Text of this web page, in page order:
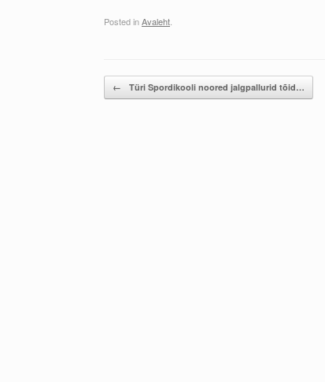
Posted inAvaleht.
Post navigation
← Türi Spordikooli noored jalgpallurid tõid…